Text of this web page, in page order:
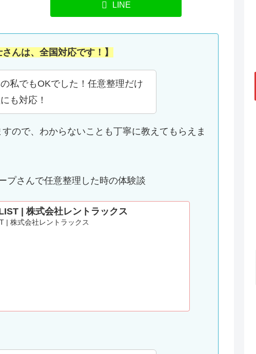
LINE
んは、全国対応です！】
私でもOKでした！任意整理だけ
も対応！
ので、わからないことも丁寧に教えてもらえま
プさんで任意整理した時の体験談
| 株式会社レントラックス
| 株式会社レントラックス